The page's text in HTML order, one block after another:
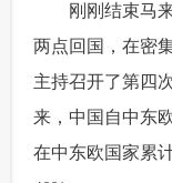
刚刚结束马来
两点回国，在密
主持召开了第四
来，中国自中东
在中东欧国家累